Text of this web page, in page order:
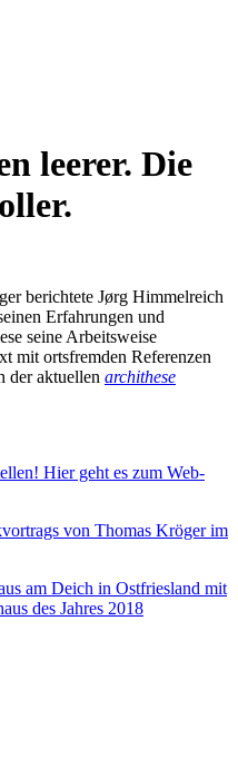
leerer. Die
berichtete Jørg Himmelreich
Erfahrungen und
seine Arbeitsweise
mit ortsfremden Referenzen
der aktuellen archithese
Hier geht es zum Web-
von Thomas Kröger im
am Deich in Ostfriesland mit
des Jahres 2018